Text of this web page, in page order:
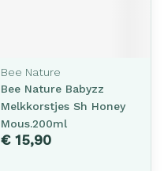
Bee Nature
Bee Nature Babyzz
Melkkorstjes Sh Honey
Mous.200ml
€ 15,90